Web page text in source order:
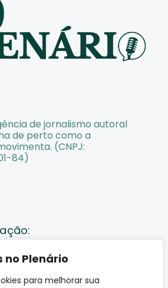
no Plenário
para melhorar sua
de jornalismo autoral
de perto como a
(CNPJ:
84)
Enviar pauta
Fale conosco